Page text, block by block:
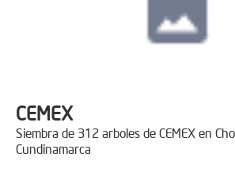
CEMEX
Siembra de 312 arboles de CEMEX en
Cundinamarca